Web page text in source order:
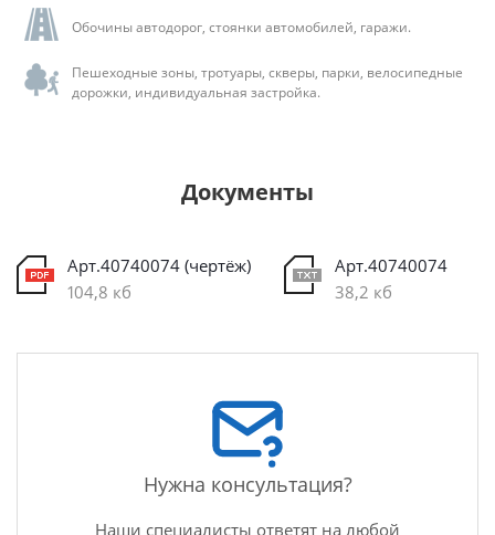
Обочины автодорог, стоянки автомобилей, гаражи.
Пешеходные зоны, тротуары, скверы, парки, велосипедные
дорожки, индивидуальная застройка.
Документы
Арт.40740074 (чертёж)
104,8 кб
Арт.40740074
38,2 кб
Нужна консультация?
Наши специалисты ответят на любой